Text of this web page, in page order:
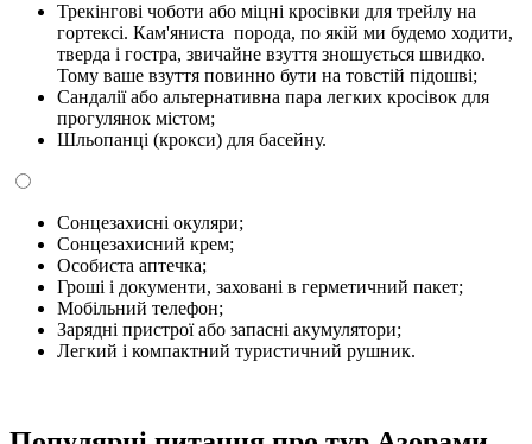
Трекінгові чоботи або міцні кросівки для трейлу на
гортексі. Кам'яниста порода, по якій ми будемо ходити,
тверда і гостра, звичайне взуття зношується швидко.
Тому ваше взуття повинно бути на товстій підошві;
Сандалії або альтернативна пара легких кросівок для
прогулянок містом;
Шльопанці (крокси) для басейну.
Сонцезахисні окуляри;
Сонцезахисний крем;
Особиста аптечка;
Гроші і документи, заховані в герметичний пакет;
Мобільний телефон;
Зарядні пристрої або запасні акумулятори;
Легкий і компактний туристичний рушник.